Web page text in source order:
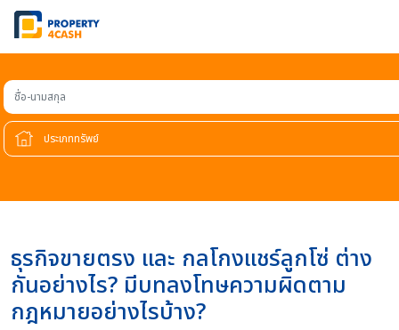
ชื่อ-นามสกุล
ธุรกิจขายตรง และ กลโกงแชร์ลูกโซ่ ต่าง
กันอย่างไร? มีบทลงโทษความผิดตาม
กฎหมายอย่างไรบ้าง?